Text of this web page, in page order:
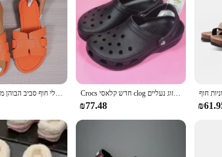
premium synthetic leather that promises durability and
as they are stylish. Whether you're lounging at home
practical. The lightweight design makes them easy to wear,
option that can be easily slipped on and off. With the
of comfort and style in their daily life. Whether you're a
Zuecos naranja slippers are the perfect choice. They are
נשים כתומות שטוחות כתומות פתוחות נעלי עקב נעלי חוף סביב הבוהן מזדמנים נעליים Crocs חדש קלאסי clog גברים של נשים סנדלים מזדמנים יוניסקס סגור-בוהן נעלי חוף נעליים בחוץ זוג נעליים
₪77.48